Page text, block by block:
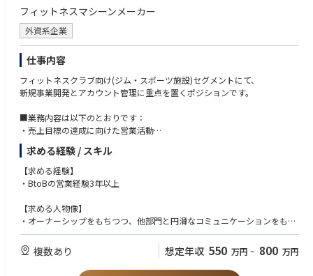
フィットネスマシーンメーカー
外資系企業
仕事内容
フィットネスクラブ向け(ジム・スポーツ施設)セグメントにて、
新規事業開発とアカウント管理に重点を置くポジションです。
■業務内容は以下のとおりです：
・売上目標の達成に向けた営業活動
・製品知識の維持と顧客への優れた質の高い顧客対応の提供
・パートナー企業と連携し、施設のニーズに合う健康サービスを提案
・マーケティング部門と連携し、地域向けの販売戦略実施
・新規顧客の開拓と既存顧客との関係の維持、新たなビジネスチャンスの
現在、下記地域ごとでの募集を実施。
・大阪支店勤務
・北海道（リモート勤務）
・福岡県（リモート勤務）
求める経験 / スキル
【求める経験】
・BtoBの営業経験3年以上
【求める人物像】
・オーナーシップをもちつつ、他部門と円滑なコミュニケーションをもっ
て自身のプロジェクトを進められる方
・スポーツに打ち込んでいた/いる方
複数あり 想定年収 550 万円 ~ 800 万円